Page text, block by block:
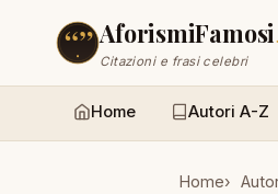
AforismiFamosi
Citazioni e frasi celebri
Home Autori A-Z
Home